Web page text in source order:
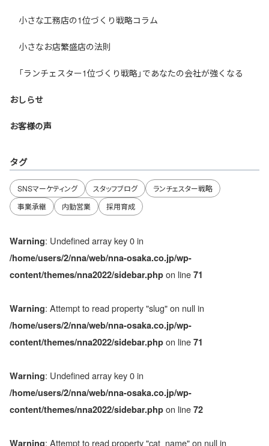
小さな工務店の1位づくり戦略コラム
小さなお店繁盛店の法則
「ランチェスター1位づくり戦略」であなたの会社が強くなる
おしらせ
お客様の声
タグ
SNSマーケティング スタッフブログ
ランチェスター戦略
事業承継
内勤営業 採用育成
Warning: Undefined array key 0 in
/home/users/2/nna/web/nna-osaka.co.jp/wp-
content/themes/nna2022/sidebar.php on line 71
Warning: Attempt to read property "slug" on null in
/home/users/2/nna/web/nna-osaka.co.jp/wp-
content/themes/nna2022/sidebar.php on line 71
Warning: Undefined array key 0 in
/home/users/2/nna/web/nna-osaka.co.jp/wp-
content/themes/nna2022/sidebar.php on line 72
Warning: Attempt to read property "cat_name" on null in